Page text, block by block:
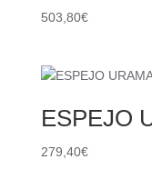
503,80€
ESPEJO
279,40€